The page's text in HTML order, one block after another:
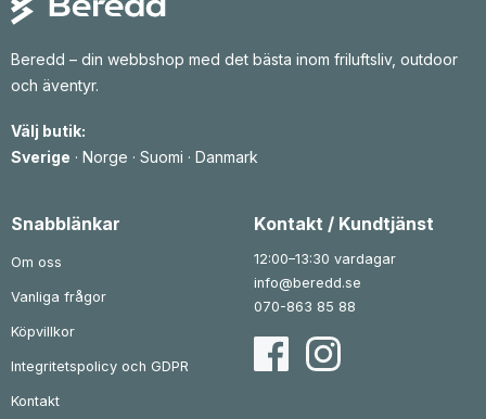
Beredd – din webbshop med det bästa inom friluftsliv, outdoor
och äventyr.
Välj butik:
Sverige · Norge · Suomi · Danmark
Snabblänkar
Om oss
Vanliga frågor
Köpvillkor
Integritetspolicy och GDPR
Kontakt
Kontakt / Kundtjänst
12:00–13:30 vardagar
info@beredd.se
070-863 85 88